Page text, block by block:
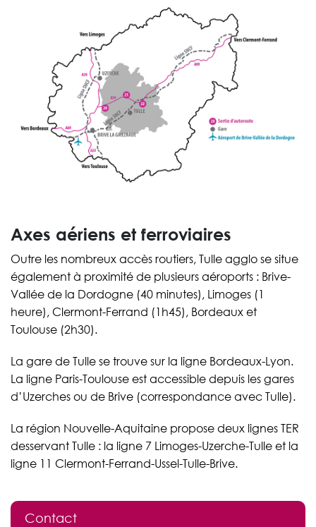
Axes aériens et ferroviaires
Outre les nombreux accès routiers, Tulle agglo se situe
également à proximité de plusieurs aéroports : Brive-
Vallée de la Dordogne (40 minutes), Limoges (1
heure), Clermont-Ferrand (1h45), Bordeaux et
Toulouse (2h30).
La gare de Tulle se trouve sur la ligne Bordeaux-Lyon.
La ligne Paris-Toulouse est accessible depuis les gares
d’Uzerches ou de Brive (correspondance avec Tulle).
La région Nouvelle-Aquitaine propose deux lignes TER
desservant Tulle : la ligne 7 Limoges-Uzerche-Tulle et la
ligne 11 Clermont-Ferrand-Ussel-Tulle-Brive.
Contact